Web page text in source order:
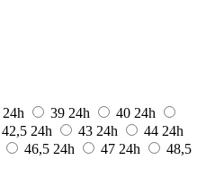
24h 39 24h 40 24h
42,5 24h 43 24h 44 24h
46,5 24h 47 24h
48,5